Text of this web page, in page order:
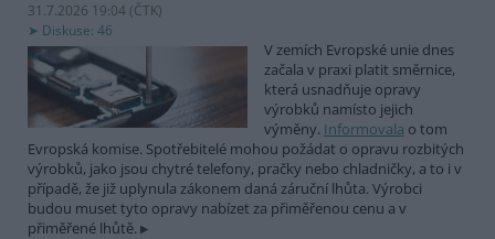
31.7.2026 19:04 (ČTK)
Diskuse: 46
V zemích Evropské unie dnes
začala v praxi platit směrnice,
která usnadňuje opravy
výrobků namísto jejich
výměny. Informovala o tom
Evropská komise. Spotřebitelé mohou požádat o opravu rozbitých
výrobků, jako jsou chytré telefony, pračky nebo chladničky, a to i v
případě, že již uplynula zákonem daná záruční lhůta. Výrobci
budou muset tyto opravy nabízet za přiměřenou cenu a v
přiměřené lhůtě.